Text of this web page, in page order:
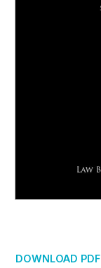
DOWNLOAD PDF